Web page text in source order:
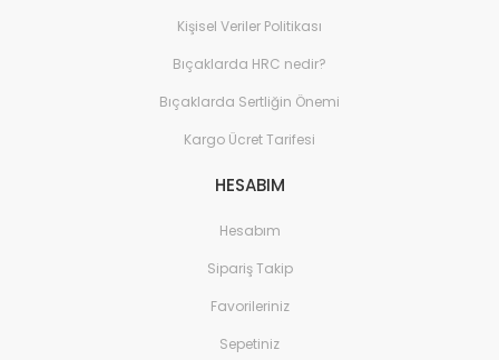
Kişisel Veriler Politikası
Bıçaklarda HRC nedir?
Bıçaklarda Sertliğin Önemi
Kargo Ücret Tarifesi
HESABIM
Hesabım
Sipariş Takip
Favorileriniz
Sepetiniz